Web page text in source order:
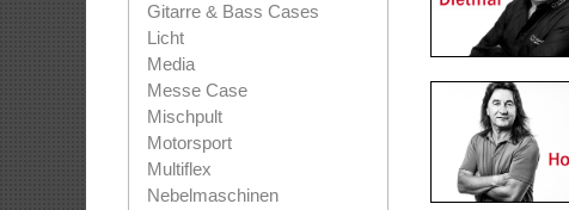
Gitarre & Bass Cases
Licht
Media
Messe Case
Mischpult
Motorsport
Multiflex
Nebelmaschinen